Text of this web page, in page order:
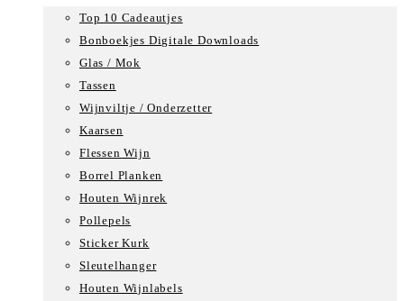
Top 10 Cadeautjes
Bonboekjes Digitale Downloads
Glas / Mok
Tassen
Wijnviltje / Onderzetter
Kaarsen
Flessen Wijn
Borrel Planken
Houten Wijnrek
Pollepels
Sticker Kurk
Sleutelhanger
Houten Wijnlabels